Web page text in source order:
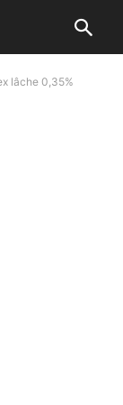
lâche 0,35%